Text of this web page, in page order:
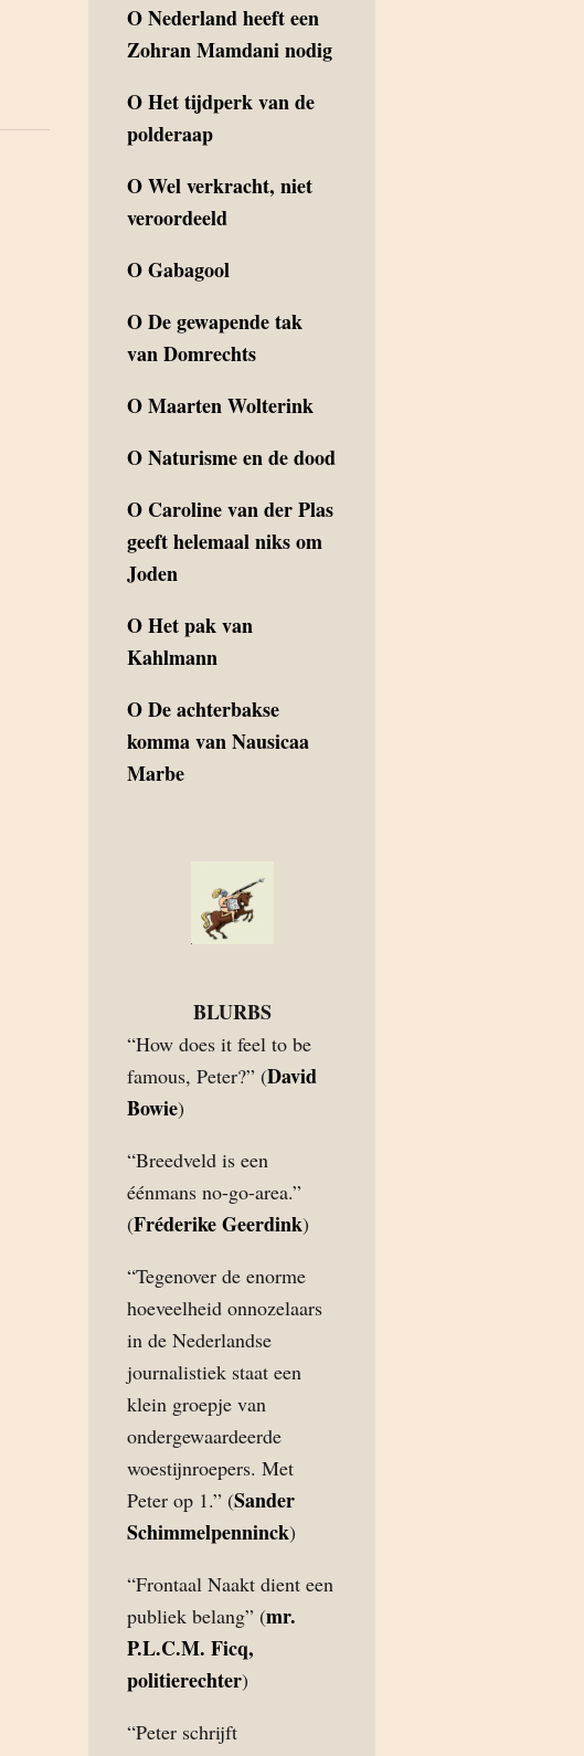
ONederland heeft een
Zohran Mamdani nodig
OHet tijdperk van de
polderaap
OWel verkracht, niet
veroordeeld
OGabagool
ODe gewapende tak
van Domrechts
OMaarten Wolterink
ONaturisme en de dood
O Caroline van der Plas
geeft helemaal niks om
Joden
OHet pak van
Kahlmann
ODe achterbakse
komma van Nausicaa
Marbe
BLURBS
“How does it feel to be
famous, Peter?” (David
Bowie)
“Breedveld is een
éénmans no-go-area.”
(Fréderike Geerdink)
“Tegenover de enorme
hoeveelheid onnozelaars
in de Nederlandse
journalistiek staat een
klein groepje van
ondergewaardeerde
woestijnroepers. Met
Peter op 1.” (Sander
Schimmelpenninck)
“Frontaal Naakt dient een
publiek belang” (mr.
P.L.C.M. Ficq,
politierechter)
“Peter schrijft